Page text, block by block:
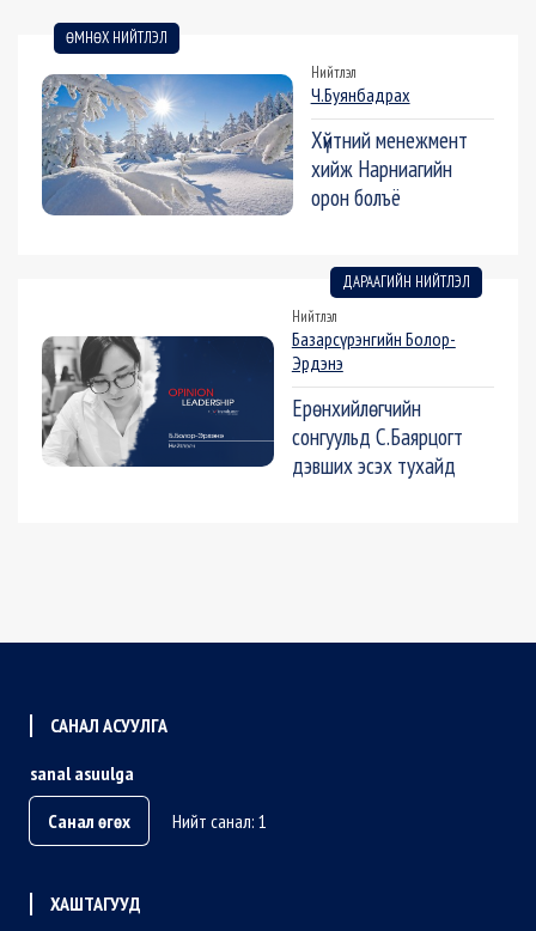
ӨМНӨХ НИЙТЛЭЛ
Нийтлэл
Ч.Буянбадрах
Хүйтний менежмент
хийж Нарниагийн
орон болъё
ДАРААГИЙН НИЙТЛЭЛ
Нийтлэл
Базарсүрэнгийн Болор-
Эрдэнэ
Ерөнхийлөгчийн
сонгуульд С.Баярцогт
дэвших эсэх тухайд
САНАЛ АСУУЛГА
sanal asuulga
Санал өгөх
Нийт санал: 1
ХАШТАГУУД